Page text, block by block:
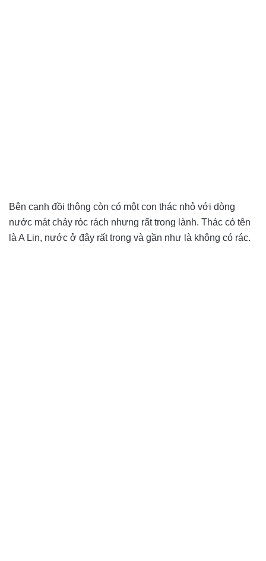
Bên cạnh đồi thông còn có một con thác nhỏ với dòng
nước mát chảy róc rách nhưng rất trong lành. Thác có tên
là A Lin, nước ở đây rất trong và gần như là không có rác.